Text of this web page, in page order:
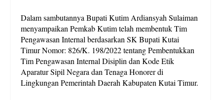
Dalam sambutannya Bupati Kutim Ardiansyah Sulaiman
menyampaikan Pemkab Kutim telah membentuk Tim
Pengawasan Internal berdasarkan SK Bupati Kutai
Timur Nomor: 826/K. 198/2022 tentang Pembentukkan
Tim Pengawasan Internal Disiplin dan Kode Etik
Aparatur Sipil Negara dan Tenaga Honorer di
Lingkungan Pemerintah Daerah Kabupaten Kutai Timur.